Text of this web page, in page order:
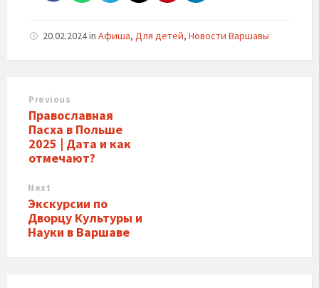
20.02.2024in Афиша, Для детей, Новости Варшавы
Previous
Православная
Пасха в Польше
2025 | Дата и как
отмечают?
Next
Экскурсии по
Дворцу Культуры и
Науки в Варшаве